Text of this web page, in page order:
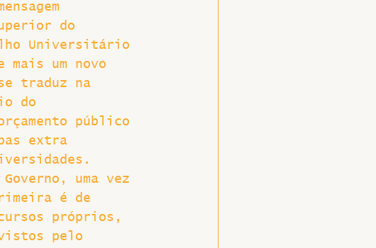
do
Universitário
mais um novo
traduz na
do
público
extra
uma vez
é de
próprios,
pelo